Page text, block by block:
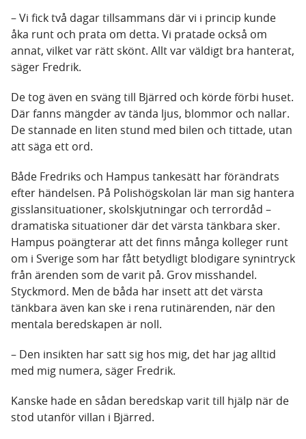
– Vi fick två dagar tillsammans där vi i princip kunde
åka runt och prata om detta. Vi pratade också om
annat, vilket var rätt skönt. Allt var väldigt bra hanterat,
säger Fredrik.
De tog även en sväng till Bjärred och körde förbi huset.
Där fanns mängder av tända ljus, blommor och nallar.
De stannade en liten stund med bilen och tittade, utan
att säga ett ord.
Både Fredriks och Hampus tankesätt har förändrats
efter händelsen. På Polishögskolan lär man sig hantera
gisslansituationer, skolskjutningar och terrordåd –
dramatiska situationer där det värsta tänkbara sker.
Hampus poängterar att det finns många kolleger runt
om i Sverige som har fått betydligt blodigare synintryck
från ärenden som de varit på. Grov misshandel.
Styckmord. Men de båda har insett att det värsta
tänkbara även kan ske i rena rutinärenden, när den
mentala beredskapen är noll.
– Den insikten har satt sig hos mig, det har jag alltid
med mig numera, säger Fredrik.
Kanske hade en sådan beredskap varit till hjälp när de
stod utanför villan i Bjärred.